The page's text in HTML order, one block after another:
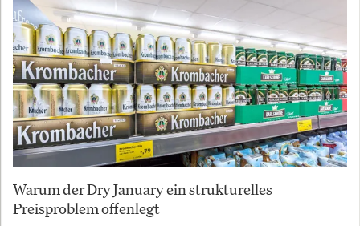
Warum der Dry January ein strukturelles
Preisproblem offenlegt